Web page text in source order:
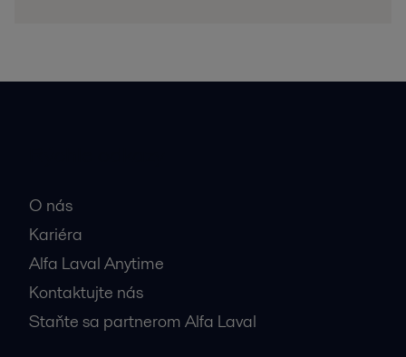
O nás
Kariéra
Alfa Laval Anytime
Kontaktujte nás
Staňte sa partnerom Alfa Laval